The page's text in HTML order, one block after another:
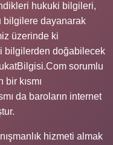
hukuki bilgileri,
bilgilere dayanarak
üzerinde ki
bilgilerden doğabilecek
sorumlu
kısmı
da baroların internet
hizmeti almak